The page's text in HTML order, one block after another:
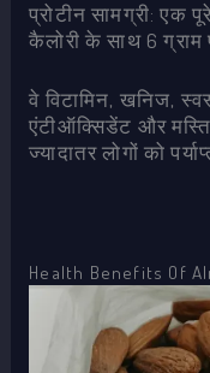
प्रोटीन सामग्री: एक
कैलोरी के साथ 6 ग्राम
वे विटामिन, खनिज,
एंटीऑक्सिडेंट और
ज्यादातर लोगों को
Health Benefits Of